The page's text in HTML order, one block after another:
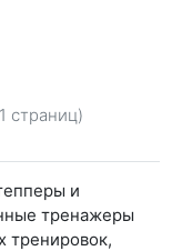
страниц)
и
тренажеры
тренировок,